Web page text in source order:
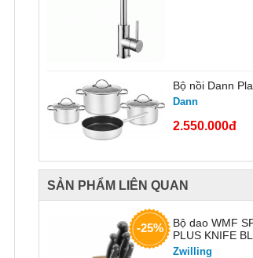
Bộ nồi Dann
Dann
2.550.000đ
SẢN PHẨM LIÊN QUAN
-25%
Bộ dao WMF
PLUS KNIFE
Zwilling